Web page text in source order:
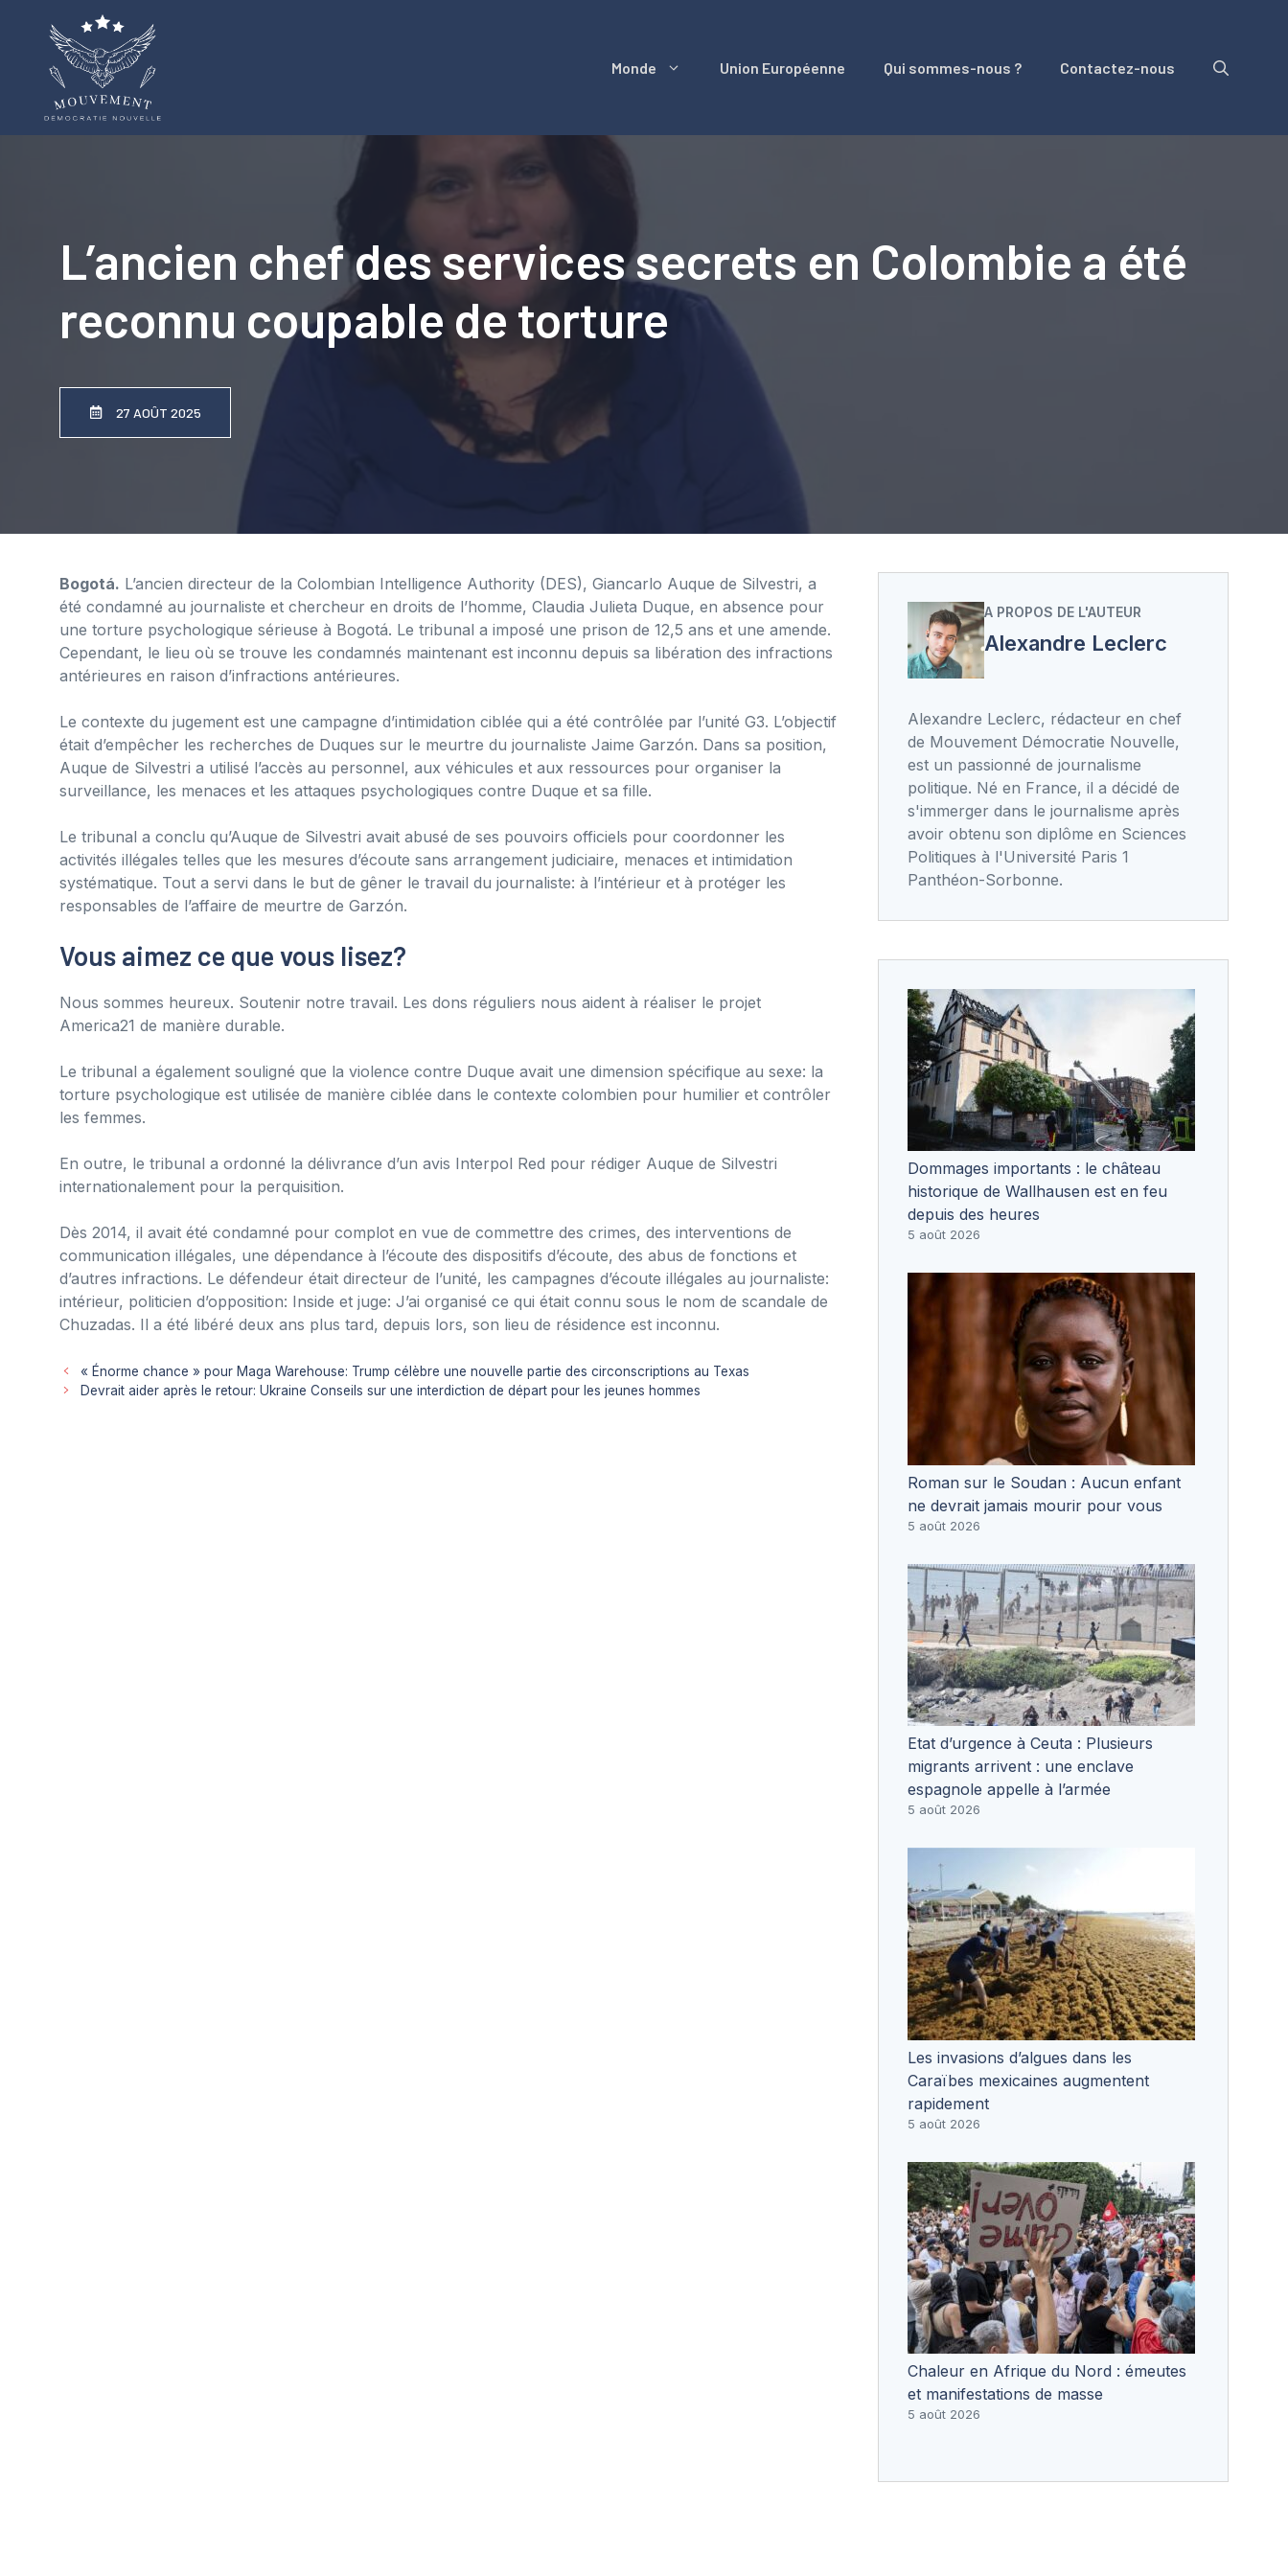
Monde Union Européenne Qui sommes-nous ? Contactez-nous
L’ancien chef des services secrets en Colombie a été
reconnu coupable de torture
27 AOÛT 2025
Bogotá. L’ancien directeur de la Colombian Intelligence Authority (DES), Giancarlo Auque de Silvestri, a
été condamné au journaliste et chercheur en droits de l’homme, Claudia Julieta Duque, en absence pour
une torture psychologique sérieuse à Bogotá. Le tribunal a imposé une prison de 12,5 ans et une amende.
Cependant, le lieu où se trouve les condamnés maintenant est inconnu depuis sa libération des infractions
antérieures en raison d’infractions antérieures.
Le contexte du jugement est une campagne d’intimidation ciblée qui a été contrôlée par l’unité G3. L’objectif
était d’empêcher les recherches de Duques sur le meurtre du journaliste Jaime Garzón. Dans sa position,
Auque de Silvestri a utilisé l’accès au personnel, aux véhicules et aux ressources pour organiser la
surveillance, les menaces et les attaques psychologiques contre Duque et sa fille.
Le tribunal a conclu qu’Auque de Silvestri avait abusé de ses pouvoirs officiels pour coordonner les
activités illégales telles que les mesures d’écoute sans arrangement judiciaire, menaces et intimidation
systématique. Tout a servi dans le but de gêner le travail du journaliste: à l’intérieur et à protéger les
responsables de l’affaire de meurtre de Garzón.
Vous aimez ce que vous lisez?
Nous sommes heureux. Soutenir notre travail. Les dons réguliers nous aident à réaliser le projet
America21 de manière durable.
Le tribunal a également souligné que la violence contre Duque avait une dimension spécifique au sexe: la
torture psychologique est utilisée de manière ciblée dans le contexte colombien pour humilier et contrôler
les femmes.
En outre, le tribunal a ordonné la délivrance d’un avis Interpol Red pour rédiger Auque de Silvestri
internationalement pour la perquisition.
Dès 2014, il avait été condamné pour complot en vue de commettre des crimes, des interventions de
communication illégales, une dépendance à l’écoute des dispositifs d’écoute, des abus de fonctions et
d’autres infractions. Le défendeur était directeur de l’unité, les campagnes d’écoute illégales au journaliste:
intérieur, politicien d’opposition: Inside et juge: J’ai organisé ce qui était connu sous le nom de scandale de
Chuzadas. Il a été libéré deux ans plus tard, depuis lors, son lieu de résidence est inconnu.
« Énorme chance » pour Maga Warehouse: Trump célèbre une nouvelle partie des circonscriptions au Texas
Devrait aider après le retour: Ukraine Conseils sur une interdiction de départ pour les jeunes hommes
A PROPOS DE L'AUTEUR
Alexandre Leclerc
Alexandre Leclerc, rédacteur en chef
de Mouvement Démocratie Nouvelle,
est un passionné de journalisme
politique. Né en France, il a décidé de
s'immerger dans le journalisme après
avoir obtenu son diplôme en Sciences
Politiques à l'Université Paris 1
Panthéon-Sorbonne.
Dommages importants : le château
historique de Wallhausen est en feu
depuis des heures
5 août 2026
Roman sur le Soudan : Aucun enfant
ne devrait jamais mourir pour vous
5 août 2026
Etat d’urgence à Ceuta : Plusieurs
migrants arrivent : une enclave
espagnole appelle à l’armée
5 août 2026
Les invasions d’algues dans les
Caraïbes mexicaines augmentent
rapidement
5 août 2026
Chaleur en Afrique du Nord : émeutes
et manifestations de masse
5 août 2026